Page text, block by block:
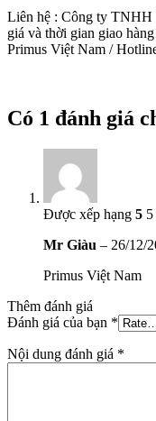
Liên hệ : Công ty
giá và thời gian giao
Primus Việt Nam /
Có 1 đánh giá
Được xếp hạng 5 5
Mr Giàu – 26/12/
Primus Việt Nam
Thêm đánh giá
Đánh giá của bạn *
Nội dung đánh giá *